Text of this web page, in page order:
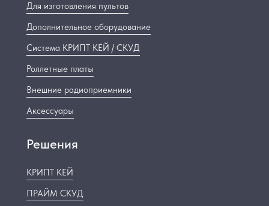
Для изготовления пультов
Дополнительное оборудование
Система КРИПТ КЕЙ / СКУД
Роллетные платы
Внешние радиоприемники
Аксессуары
Решения
КРИПТ КЕЙ
ПРАЙМ СКУД